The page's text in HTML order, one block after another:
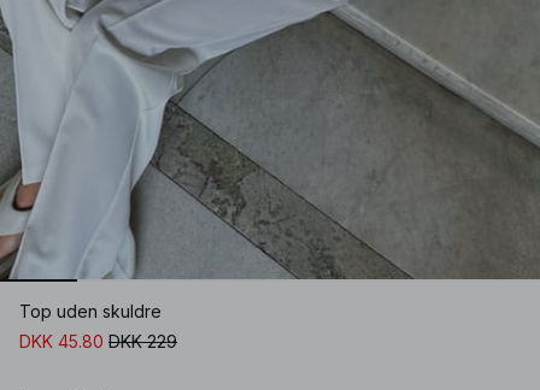
Top uden skuldre
DKK 45.80 DKK 229